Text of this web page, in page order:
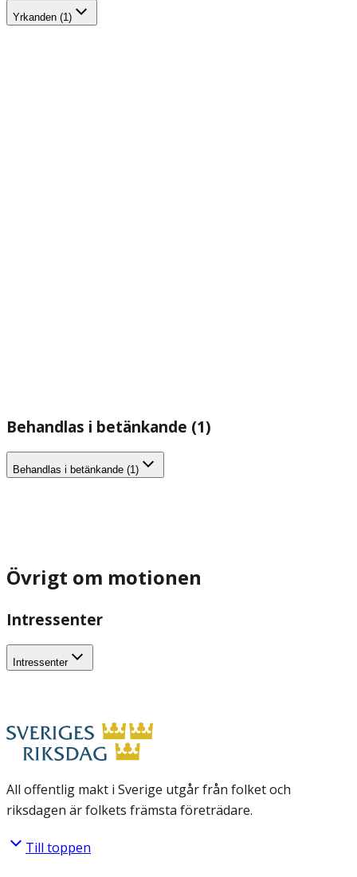
Yrkanden (1)
Behandlas i betänkande (1)
Behandlas i betänkande (1)
Övrigt om motionen
Intressenter
Intressenter
All offentlig makt i Sverige utgår från folket och
riksdagen är folkets främsta företrädare.
Till toppen